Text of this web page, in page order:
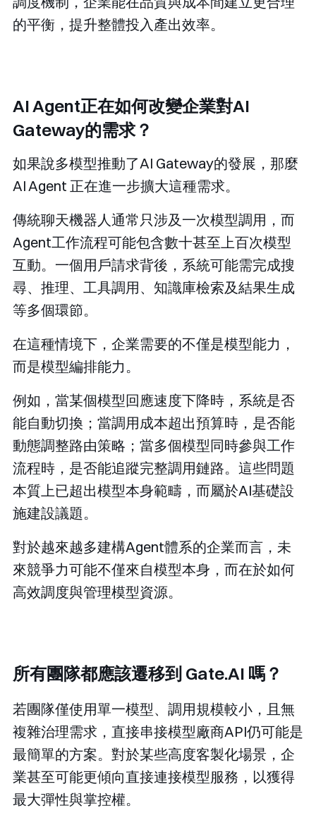
的平衡，提升整體投入產出效率。
AI Agent正在如何改變企業對AI
Gateway的需求？
如果說多模型推動了AI Gateway的發展，那麼
AI Agent 正在進一步擴大這種需求。
傳統聊天機器人通常只涉及一次模型調用，而
Agent工作流程可能包含數十甚至上百次模型
互動。一個用戶請求背後，系統可能需完成搜
尋、推理、工具調用、知識庫檢索及結果生成
等多個環節。
在這種情境下，企業需要的不僅是模型能力，
而是模型編排能力。
例如，當某個模型回應速度下降時，系統是否
能自動切換；當調用成本超出預算時，是否能
動態調整路由策略；當多個模型同時參與工作
流程時，是否能追蹤完整調用鏈路。這些問題
本質上已超出模型本身範疇，而屬於AI基礎設
施建設議題。
對於越來越多建構Agent體系的企業而言，未
來競爭力可能不僅來自模型本身，而在於如何
高效調度與管理模型資源。
所有團隊都應該遷移到 Gate.AI 嗎？
若團隊僅使用單一模型、調用規模較小，且無
複雜治理需求，直接串接模型廠商API仍可能是
最簡單的方案。對於某些高度客製化場景，企
業甚至可能更傾向直接連接模型服務，以獲得
最大彈性與掌控權。